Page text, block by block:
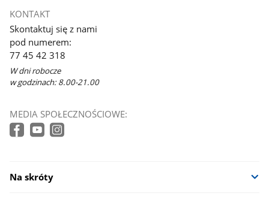
KONTAKT
Skontaktuj się z nami
pod numerem:
77 45 42 318
W dni robocze
w godzinach: 8.00-21.00
MEDIA SPOŁECZNOŚCIOWE:
Na skróty